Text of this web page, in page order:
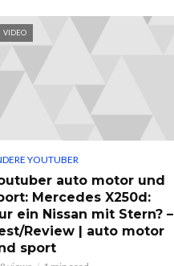
VIDEO
YOUTUBER
auto motor und
Mercedes X250d:
ein Nissan mit Stern? –
Review | auto motor
sport